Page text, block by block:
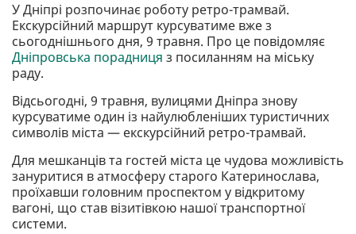
У Дніпрі розпочинає роботу ретро-трамвай.
Екскурсійний маршрут курсуватиме вже з
сьогоднішнього дня, 9 травня. Про це повідомляє
Дніпровська порадниця з посиланням на міську
раду.
Відсьогодні, 9 травня, вулицями Дніпра знову
курсуватиме один із найулюбленіших туристичних
символів міста — екскурсійний ретро-трамвай.
Для мешканців та гостей міста це чудова можливість
зануритися в атмосферу старого Катеринослава,
проїхавши головним проспектом у відкритому
вагоні, що став візитівкою нашої транспортної
системи.